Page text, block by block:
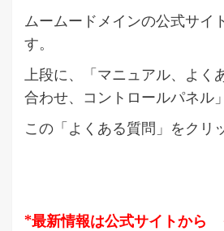
ムームードメインの公式サイ
す。
上段に、「マニュアル、よく
合わせ、コントロールパネル
この「よくある質問」をクリ
*最新情報は公式サイトから